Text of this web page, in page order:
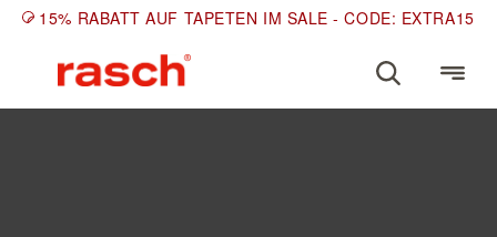
15% RABATT AUF TAPETEN IM SALE - CODE: EXTRA15